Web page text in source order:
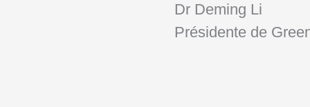
Dr Deming Li
Présidente de